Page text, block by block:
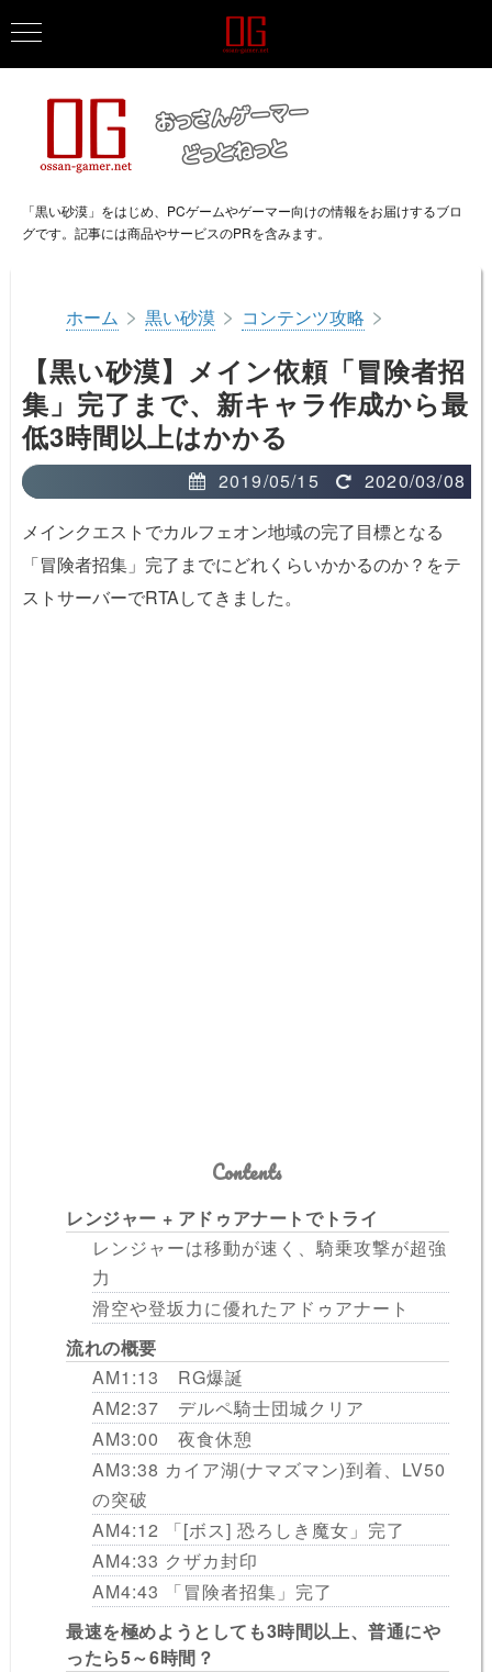
「黒い砂漠」をはじめ、PCゲームやゲーマー向けの情報をお届けするブロ
グです。記事には商品やサービスのPRを含みます。
ホーム > 黒い砂漠 > コンテンツ攻略 >
【黒い砂漠】メイン依頼「冒険者招
集」完了まで、新キャラ作成から最
低3時間以上はかかる
2019/05/15
2020/03/08
メインクエストでカルフェオン地域の完了目標となる
「冒険者招集」完了までにどれくらいかかるのか？をテ
ストサーバーでRTAしてきました。
Contents
レンジャー + アドゥアナートでトライ
レンジャーは移動が速く、騎乗攻撃が超強
力
滑空や登坂力に優れたアドゥアナート
流れの概要
AM1:13 RG爆誕
AM2:37 デルペ騎士団城クリア
AM3:00 夜食休憩
AM3:38 カイア湖(ナマズマン)到着、LV50
の突破
AM4:12 「[ボス] 恐ろしき魔女」完了
AM4:33 クザカ封印
AM4:43 「冒険者招集」完了
最速を極めようとしても3時間以上、普通にや
ったら5～6時間？